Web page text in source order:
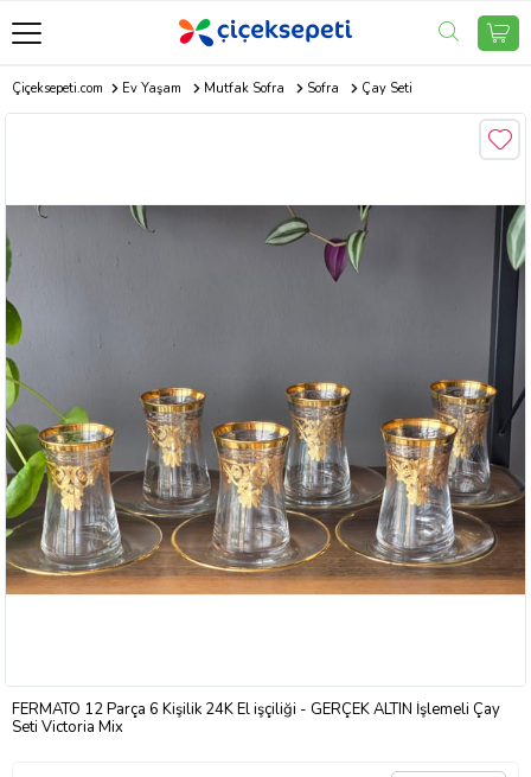
Çiçeksepeti.com Ev Yaşam Mutfak Sofra Sofra Çay Seti
FERMATO 12 Parça 6 Kişilik 24K El işçiliği - GERÇEK ALTIN İşlemeli Çay
Seti Victoria Mix